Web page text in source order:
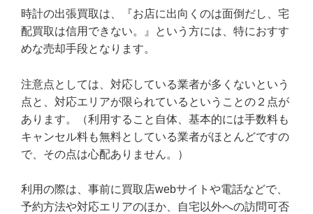
時計の出張買取は、『お店に出向くのは面倒だし、宅
配買取は信用できない。』という方には、特におすす
めな売却手段となります。
注意点としては、対応している業者が多くないという
点と、対応エリアが限られているということの２点が
あります。（利用すること自体、基本的には手数料も
キャンセル料も無料としている業者がほとんどですの
で、その点は心配ありません。）
利用の際は、事前に買取店webサイトや電話などで、
予約方法や対応エリアのほか、自宅以外への訪問可否